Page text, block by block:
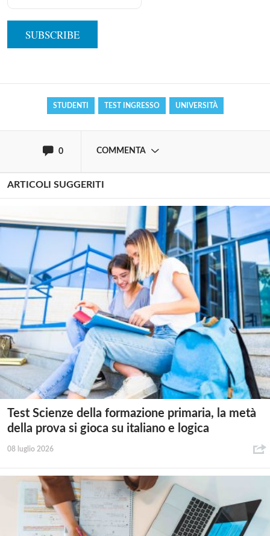
STUDENTI TEST INGRESSO UNIVERSITÀ
0 COMMENTA
commentare!
ARTICOLI SUGGERITI
Test Scienze della formazione primaria, la metà
della prova si gioca su italiano e logica
08 luglio 2026